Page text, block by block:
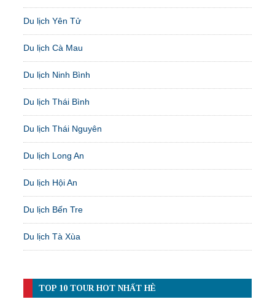
Du lịch Yên Tử
Du lịch Cà Mau
Du lịch Ninh Bình
Du lịch Thái Bình
Du lịch Thái Nguyên
Du lịch Long An
Du lịch Hội An
Du lịch Bến Tre
Du lịch Tà Xùa
TOP 10 TOUR HOT NHẤT HÈ